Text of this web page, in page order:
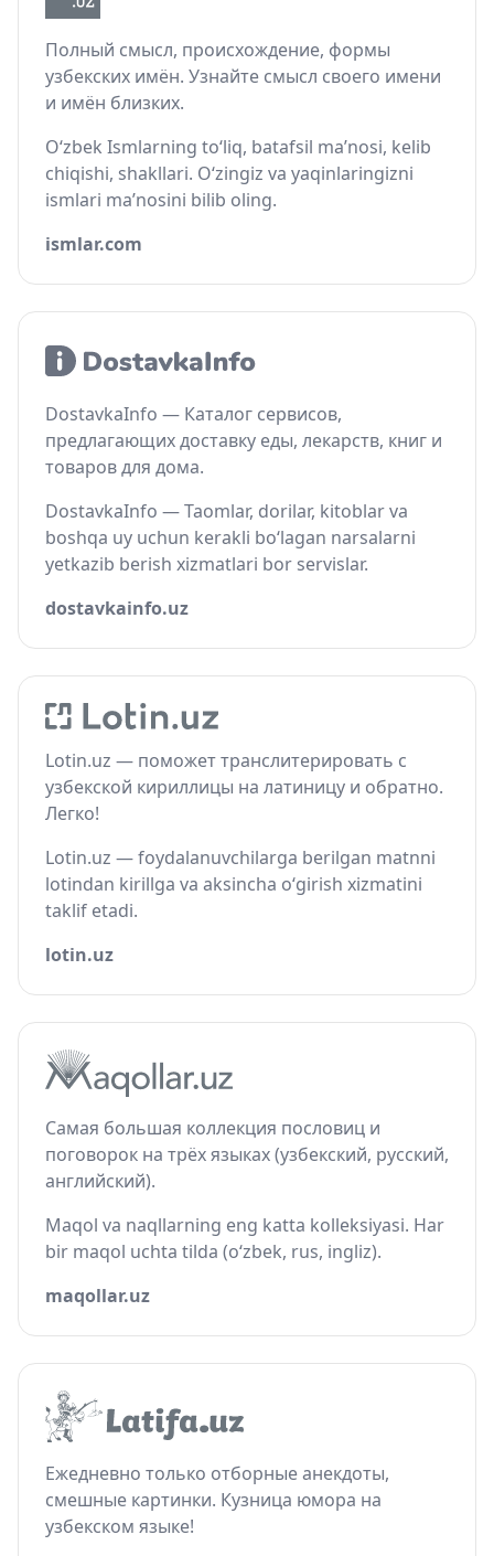
Полный смысл, происхождение, формы
узбекских имён. Узнайте смысл своего имени
и имён близких.
O‘zbek Ismlarning to‘liq, batafsil ma’nosi, kelib
chiqishi, shakllari. O‘zingiz va yaqinlaringizni
ismlari ma’nosini bilib oling.
ismlar.com
DostavkaInfo — Каталог сервисов,
предлагающих доставку еды, лекарств, книг и
товаров для дома.
DostavkaInfo — Taomlar, dorilar, kitoblar va
boshqa uy uchun kerakli bo‘lagan narsalarni
yetkazib berish xizmatlari bor servislar.
dostavkainfo.uz
Lotin.uz — поможет транслитерировать с
узбекской кириллицы на латиницу и обратно.
Легко!
Lotin.uz — foydalanuvchilarga berilgan matnni
lotindan kirillga va aksincha o‘girish xizmatini
taklif etadi.
lotin.uz
Самая большая коллекция пословиц и
поговорок на трёх языках (узбекский, русский,
английский).
Maqol va naqllarning eng katta kolleksiyasi. Har
bir maqol uchta tilda (o‘zbek, rus, ingliz).
maqollar.uz
Ежедневно только отборные анекдоты,
смешные картинки. Кузница юмора на
узбекском языке!